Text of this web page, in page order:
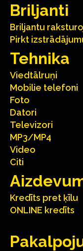
Briljanti
Briljantu
Pirkt
Tehnika
Viedtālruņi
Mobilie telefoni
Foto
Datori
Televizori
MP3/MP4
Video
Citi
Kredīts pret ķīlu
ONLINE kredīts